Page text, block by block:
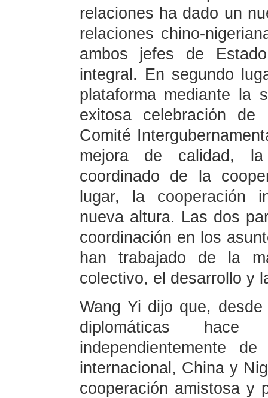
relaciones ha dado un
relaciones chino-
ambos jefes de
integral. En segundo
plataforma mediante la
exitosa celebración
Comité
mejora de calidad,
coordinado de la
lugar, la cooperación
nueva altura. Las dos
coordinación en los
han trabajado de la
colectivo, el desarrollo y
Wang Yi dijo que,
diplomáticas
independientemente
internacional, China y
cooperación amistosa y